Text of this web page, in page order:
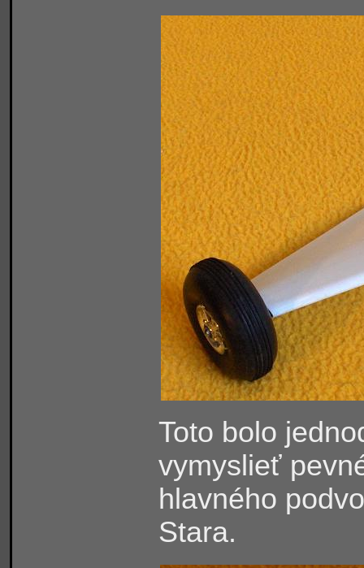
Toto bolo
vymyslieť
hlavného
Stara.